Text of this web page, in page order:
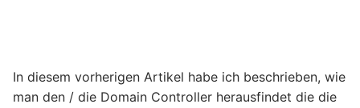
In diesem vorherigen Artikel habe ich beschrieben, wie
man den / die Domain Controller herausfindet die die